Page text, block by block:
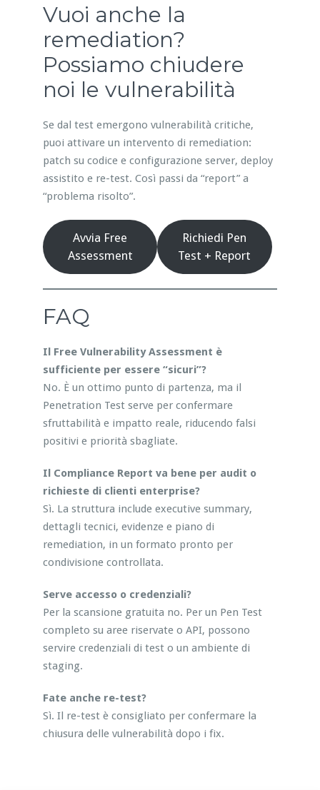
Vuoi anche la
remediation?
Possiamo chiudere
noi le vulnerabilità
Se dal test emergono vulnerabilità critiche,
puoi attivare un intervento di remediation:
patch su codice e configurazione server, deploy
assistito e re-test. Così passi da “report” a
“problema risolto”.
Avvia Free
Assessment
Richiedi Pen
Test + Report
FAQ
Il Free Vulnerability Assessment è
sufficiente per essere “sicuri”?
No. È un ottimo punto di partenza, ma il
Penetration Test serve per confermare
sfruttabilità e impatto reale, riducendo falsi
positivi e priorità sbagliate.
Il Compliance Report va bene per audit o
richieste di clienti enterprise?
Sì. La struttura include executive summary,
dettagli tecnici, evidenze e piano di
remediation, in un formato pronto per
condivisione controllata.
Serve accesso o credenziali?
Per la scansione gratuita no. Per un Pen Test
completo su aree riservate o API, possono
servire credenziali di test o un ambiente di
staging.
Fate anche re-test?
Sì. Il re-test è consigliato per confermare la
chiusura delle vulnerabilità dopo i fix.